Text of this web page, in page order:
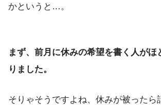
かというと…。
まず、前月に休みの希望を書く人がほ
りました。
そりゃそうですよね、休みが被ったら